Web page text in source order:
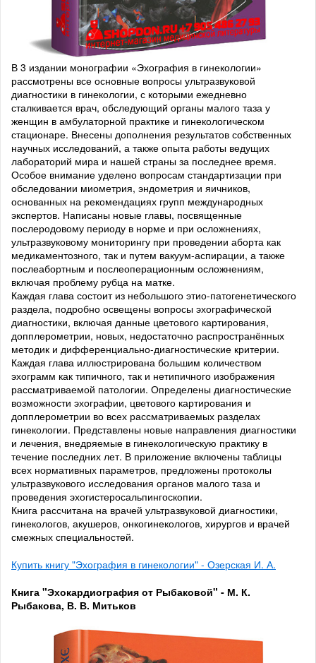
В 3 издании монографии «Эхография в гинекологии»
рассмотрены все основные вопросы ультразвуковой
диагностики в гинекологии, с которыми ежедневно
сталкивается врач, обследующий органы малого таза у
женщин в амбулаторной практике и гинекологическом
стационаре. Внесены дополнения результатов собственных
научных исследований, а также опыта работы ведущих
лабораторий мира и нашей страны за последнее время.
Особое внимание уделено вопросам стандартизации при
обследовании миометрия, эндометрия и яичников,
основанных на рекомендациях групп международных
экспертов. Написаны новые главы, посвященные
послеродовому периоду в норме и при осложнениях,
ультразвуковому мониторингу при проведении аборта как
медикаментозного, так и путем вакуум-аспирации, а также
послеабортным и послеоперационным осложнениям,
включая проблему рубца на матке.
Каждая глава состоит из небольшого этио-патогенетического
раздела, подробно освещены вопросы эхографической
диагностики, включая данные цветового картирования,
допплерометрии, новых, недостаточно распространённых
методик и дифференциально-диагностические критерии.
Каждая глава иллюстрирована большим количеством
эхограмм как типичного, так и нетипичного изображения
рассматриваемой патологии. Определены диагностические
возможности эхографии, цветового картирования и
допплерометрии во всех рассматриваемых разделах
гинекологии. Представлены новые направления диагностики
и лечения, внедряемые в гинекологическую практику в
течение последних лет. В приложение включены таблицы
всех нормативных параметров, предложены протоколы
ультразвукового исследования органов малого таза и
проведения эхогистеросальпингоскопии.
Книга рассчитана на врачей ультразвуковой диагностики,
гинекологов, акушеров, онкогинекологов, хирургов и врачей
смежных специальностей.
Купить книгу "Эхография в гинекологии" - Озерская И. А.
Книга "Эхокардиография от Рыбаковой" - М. К.
Рыбакова, В. В. Митьков